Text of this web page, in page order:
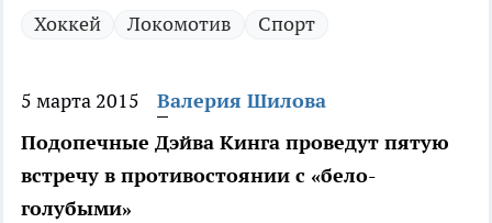
Хоккей Локомотив Спорт
5 марта 2015
Валерия Шилова
Подопечные Дэйва Кинга проведут пятую
встречу в противостоянии с «бело-
голубыми»